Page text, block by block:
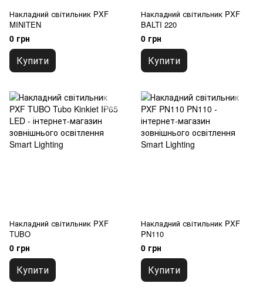
Накладний світильник PXF
MINITEN
0 грн
Купити
Накладний світильник PXF
BALTI 220
0 грн
Купити
Накладний світильник PXF
TUBO
0 грн
Купити
Накладний світильник PXF
PN110
0 грн
Купити